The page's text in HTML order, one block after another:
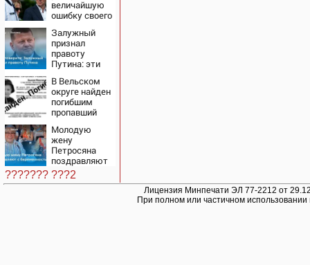
командовании
ВМФ России
за это полетят
головы?
величайшую
ошибку своего
бездействие
против
Трампа
Залужный
признал
правоту
Путина: эти
прозвучали не
просто так
В Вельском
округе найден
погибшим
пропавший
ребёнок
Молодую
жену
Петросяна
поздравляют
с
беременностью
??????? ???2
Лицензия Минпечати ЭЛ 77-2212 от
При полном или частичном